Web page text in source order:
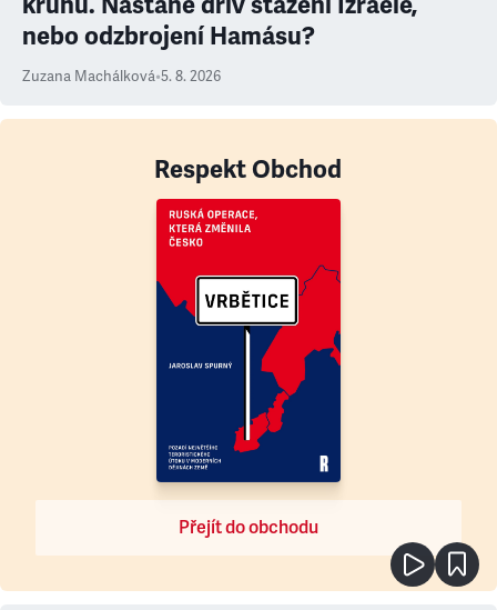
nebo odzbrojení Hamásu?
Zuzana Machálková•5. 8. 2026
Respekt Obchod
Přejít do obchodu